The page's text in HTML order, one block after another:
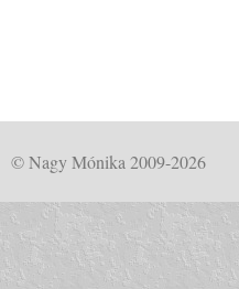
© Nagy Mónika 2009-2026